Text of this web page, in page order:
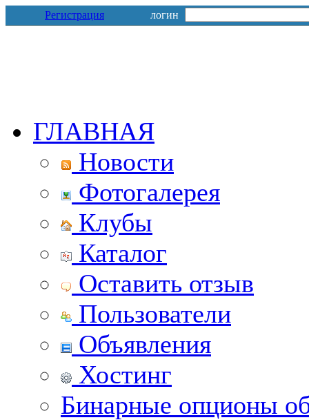
Регистрация логин
ГЛАВНАЯ
Новости
Фотогалерея
Клубы
Каталог
Оставить отзыв
Пользователи
Объявления
Хостинг
Бинарные опционы